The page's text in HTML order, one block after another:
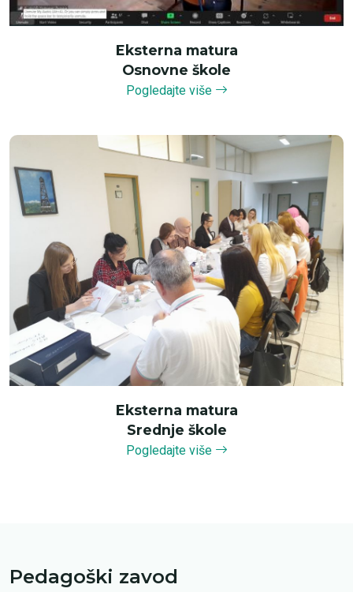
Eksterna matura
Osnovne škole
Pogledajte više
Eksterna matura
Srednje škole
Pogledajte više
Pedagoški zavod